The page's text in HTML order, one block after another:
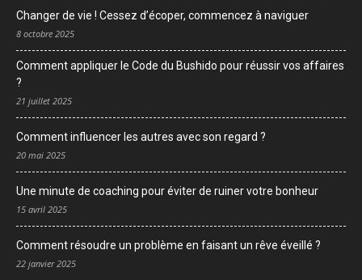
Changer de vie ! Cessez d’écoper, commencez à naviguer
8 octobre 2025
Comment appliquer le Code du Bushido pour réussir vos affaires
?
21 juillet 2025
Comment influencer les autres avec son regard ?
20 mai 2025
Une minute de coaching pour éviter de ruiner votre bonheur
15 avril 2025
Comment résoudre un problème en faisant un rêve éveillé ?
22 janvier 2025